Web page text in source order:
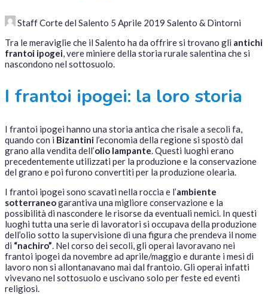
Staff Corte del Salento 5 Aprile 2019 Salento & Dintorni
Tra le meraviglie che il Salento ha da offrire si trovano gli antichi
frantoi ipogei, vere miniere della storia rurale salentina che si
nascondono nel sottosuolo.
I frantoi ipogei: la loro storia
I frantoi ipogei hanno una storia antica che risale a secoli fa,
quando con i Bizantini l’economia della regione si spostò dal
grano alla vendita dell’olio lampante. Questi luoghi erano
precedentemente utilizzati per la produzione e la conservazione
del grano e poi furono convertiti per la produzione olearia.
I frantoi ipogei sono scavati nella roccia e l’ambiente
sotterraneogarantiva una migliore conservazione e la
possibilità di nascondere le risorse da eventuali nemici. In questi
luoghi tutta una serie di lavoratori si occupava della produzione
dell’olio sotto la supervisione di una figura che prendeva il nome
di “nachiro”. Nel corso dei secoli, gli operai lavoravano nei
frantoi ipogei da novembre ad aprile/maggio e durante i mesi di
lavoro non si allontanavano mai dal frantoio. Gli operai infatti
vivevano nel sottosuolo e uscivano solo per feste ed eventi
religiosi.